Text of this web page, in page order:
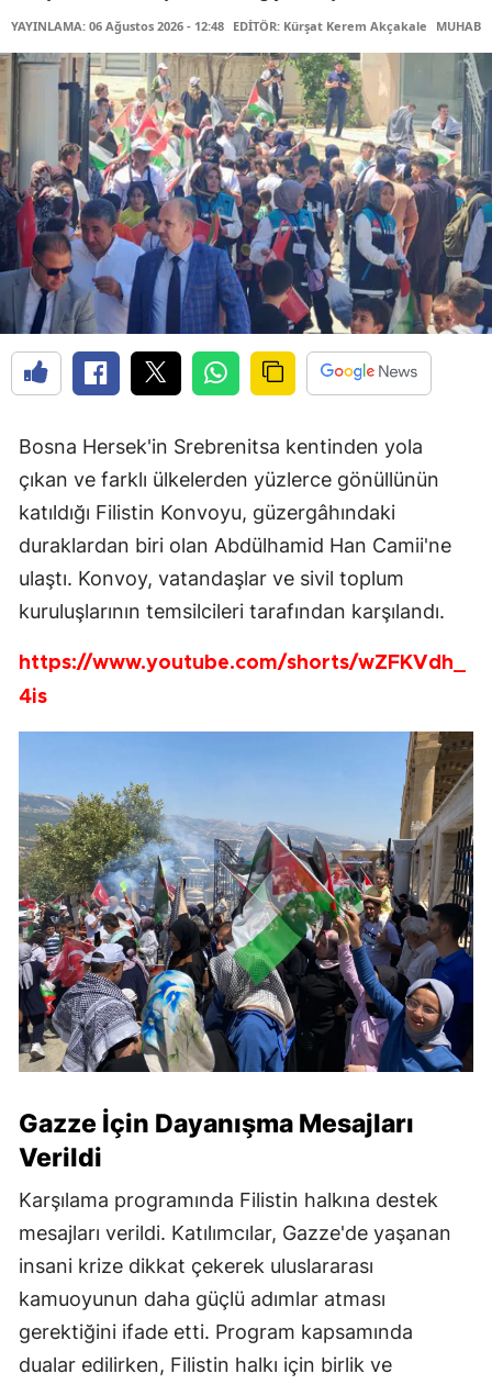
YAYINLAMA: 06 Ağustos 2026 - 12:48 EDİTÖR: Kürşat Kerem Akçakale
Bosna Hersek'in Srebrenitsa kentinden yola
çıkan ve farklı ülkelerden yüzlerce gönüllünün
katıldığı Filistin Konvoyu, güzergâhındaki
duraklardan biri olan Abdülhamid Han Camii'ne
ulaştı. Konvoy, vatandaşlar ve sivil toplum
kuruluşlarının temsilcileri tarafından karşılandı.
https://www.youtube.com/shorts/wZFKVdh_
4is
Gazze İçin Dayanışma Mesajları
Verildi
Karşılama programında Filistin halkına destek
mesajları verildi. Katılımcılar, Gazze'de yaşanan
insani krize dikkat çekerek uluslararası
kamuoyunun daha güçlü adımlar atması
gerektiğini ifade etti. Program kapsamında
dualar edilirken, Filistin halkı için birlik ve